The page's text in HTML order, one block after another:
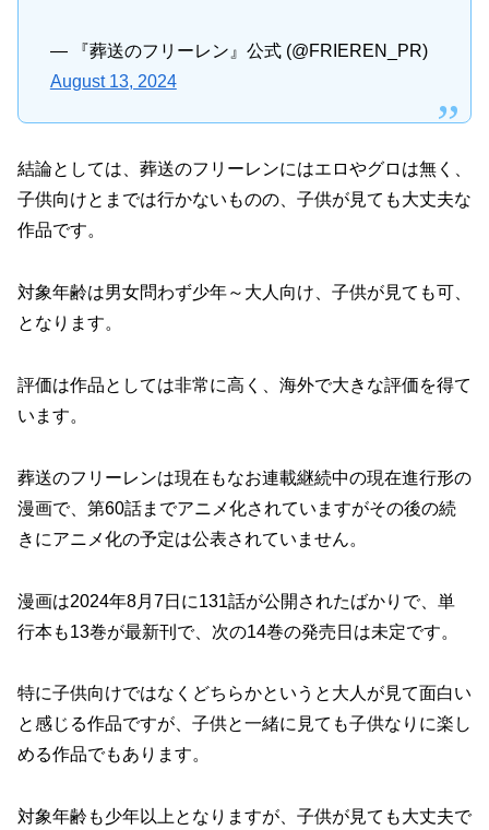
— 『葬送のフリーレン』公式 (@FRIEREN_PR)
August 13, 2024
結論としては、葬送のフリーレンにはエロやグロは無く、
子供向けとまでは行かないものの、子供が見ても大丈夫な
作品です。
対象年齢は男女問わず少年～大人向け、子供が見ても可、
となります。
評価は作品としては非常に高く、海外で大きな評価を得て
います。
葬送のフリーレンは現在もなお連載継続中の現在進行形の
漫画で、第60話までアニメ化されていますがその後の続
きにアニメ化の予定は公表されていません。
漫画は2024年8月7日に131話が公開されたばかりで、単
行本も13巻が最新刊で、次の14巻の発売日は未定です。
特に子供向けではなくどちらかというと大人が見て面白い
と感じる作品ですが、子供と一緒に見ても子供なりに楽し
める作品でもあります。
対象年齢も少年以上となりますが、子供が見ても大丈夫で